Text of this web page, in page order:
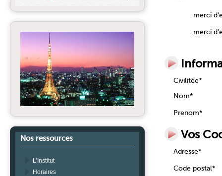
Nos ressources
L’Institut
Horaires
merci
merci
Civilitée*
Nom*
Prenom*
Vos
Adresse*
Code postal*